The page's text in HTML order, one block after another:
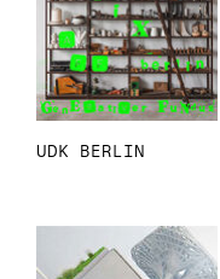
UDK BERLIN